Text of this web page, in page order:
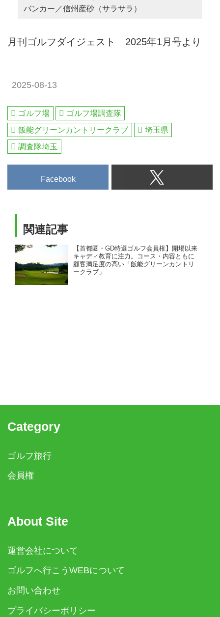
バンカー／信州産砂（サラサラ）
月刊ゴルフダイジェスト 2025年1月号より
2025-08-13
ゴルフ場
ゴルフ場調査隊
飯能グリーンカントリークラブ
埼玉県
調査隊埼玉
Facebook
関連記事
【首都圏・GD特選ゴルフ会員権】開場以来
キャディ教育に注力。コース・内容ともに
顧客満足度の高い「飯能グリーンカントリ
ークラブ」
Category
ゴルフ旅行
会員権
About Site
運営会社について
ゴルフへ行こうWEBについて
お問い合わせ
プライバシーポリシー